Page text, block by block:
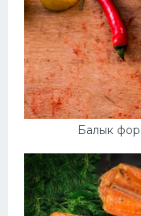
Балык